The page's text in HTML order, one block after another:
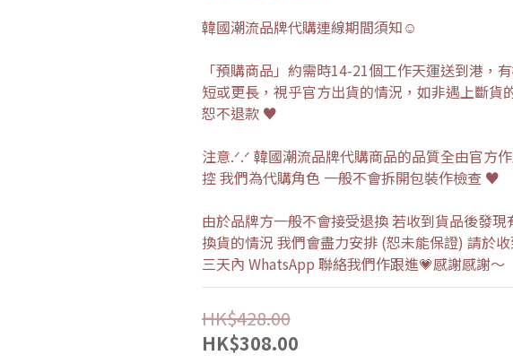
韓國潮流品牌代購連線期間須知☺︎
「預購商品」約需時14-21個工作天運送到港，
短或更長，視乎官方出貨的情況，如非遇上斷貨
恕不退款 ♥
注意.ᐟ.ᐟ 韓國潮流品牌代購商品的品質全由官方
控 我們為代購角色 一般不會拆開包裝作檢查 ♥
由於品牌方一般不會接受退換 若收到貨品後發現
換貨的情況 我們會盡力安排 (恕未能保證) 請於
三天內 WhatsApp 聯絡我們作跟進💗感謝感謝～
HK$428.00
HK$308.00